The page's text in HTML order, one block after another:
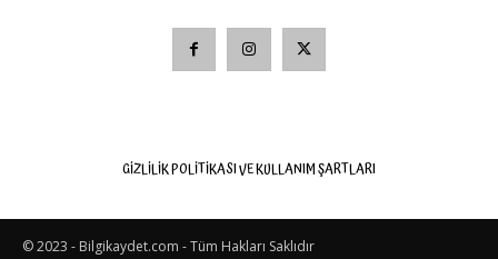
GIZLILIK POLITIKASI VE KULLANIM ŞARTLARI
© 2023 - Bilgikaydet.com - Tüm Hakları Saklıdır